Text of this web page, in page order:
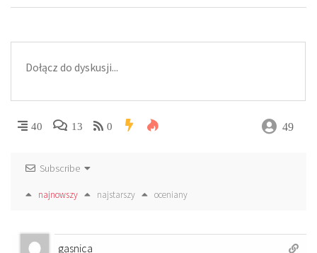
40 13 0 49
Subscribe
najnowszy najstarszy oceniany
gasnica